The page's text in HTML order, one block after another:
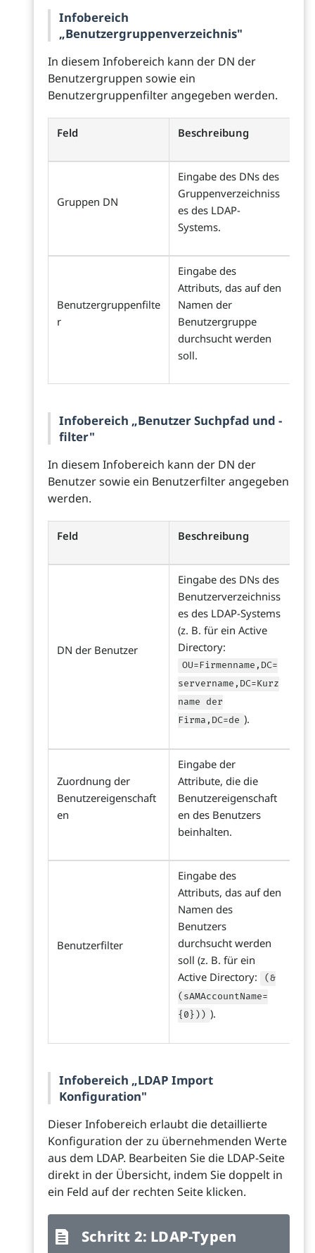
Infobereich
„Benutzergruppenverzeichnis"
In diesem Infobereich kann der DN der
Benutzergruppen sowie ein
Benutzergruppenfilter angegeben werden.
Feld Beschreibung
Gruppen DN
Eingabe des DNs des
Gruppenverzeichniss
es des LDAP-
Systems.
Benutzergruppenfilte
r
Eingabe des
Attributs, das auf den
Namen der
Benutzergruppe
durchsucht werden
soll.
Infobereich „Benutzer Suchpfad und -
filter"
In diesem Infobereich kann der DN der
Benutzer sowie ein Benutzerfilter angegeben
werden.
Feld Beschreibung
DN der Benutzer
Eingabe des DNs des
Benutzerverzeichniss
es des LDAP-Systems
(z. B. für ein Active
Directory:
OU=Firmenname,DC=
servername,DC=Kurz
name der
Firma,DC=de ).
Zuordnung der
Benutzereigenschaft
en
Eingabe der
Attribute, die die
Benutzereigenschaft
en des Benutzers
beinhalten.
Benutzerfilter
Eingabe des
Attributs, das auf den
Namen des
Benutzers
durchsucht werden
soll (z. B. für ein
Active Directory:
(&
(sAMAccountName=
{0})) ).
Infobereich „LDAP Import
Konfiguration"
Dieser Infobereich erlaubt die detaillierte
Konfiguration der zu übernehmenden Werte
aus dem LDAP. Bearbeiten Sie die LDAP-Seite
direkt in der Übersicht, indem Sie doppelt in
ein Feld auf der rechten Seite klicken.
Schritt 2: LDAP-Typen